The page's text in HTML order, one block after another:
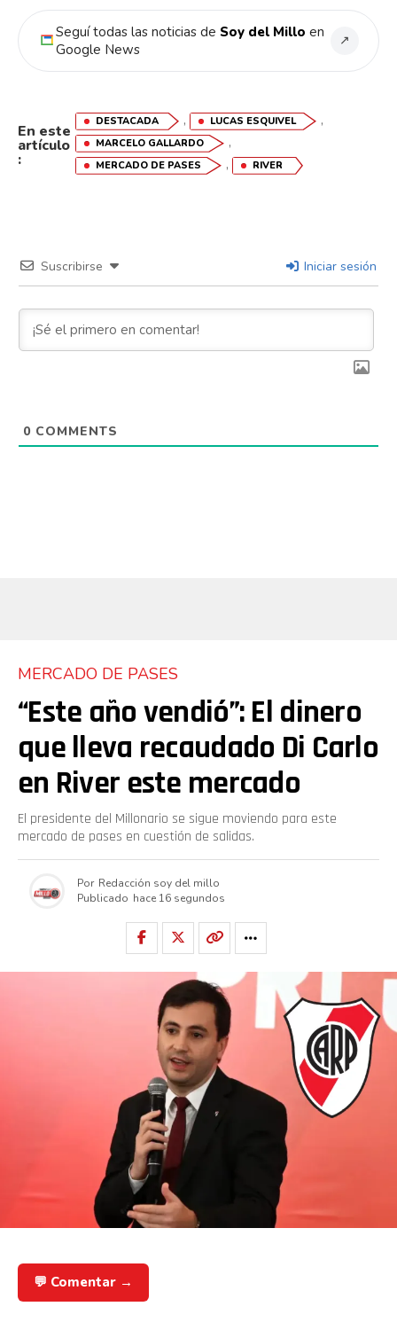
Seguí todas las noticias de Soy del Millo en
Google News
↗
En este
artículo
:
DESTACADA , LUCAS ESQUIVEL ,
MARCELO GALLARDO ,
MERCADO DE PASES , RIVER
Suscribirse Iniciar sesión
0 COMMENTS
MERCADO DE PASES
“Este año vendió”: El dinero
que lleva recaudado Di Carlo
en River este mercado
El presidente del Millonario se sigue moviendo para este
mercado de pases en cuestión de salidas.
Por Redacción soy del millo
Publicado hace 16 segundos
💬 Comentar →
Whatsapp
Email